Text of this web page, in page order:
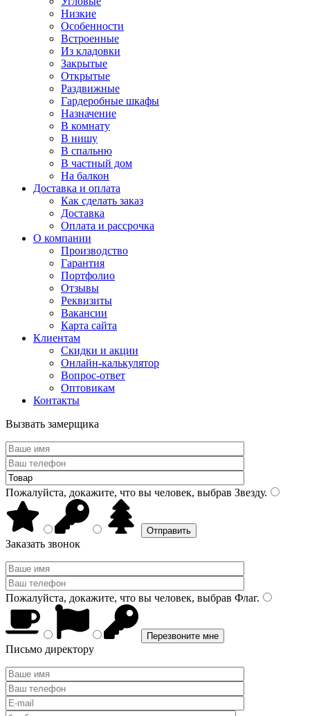
Низкие
Особенности
Встроенные
Из кладовки
Закрытые
Открытые
Раздвижные
Гардеробные шкафы
Назначение
В комнату
В нишу
В спальню
В частный дом
На балкон
Доставка и оплата
Как сделать заказ
Доставка
Оплата и рассрочка
О компании
Производство
Гарантия
Портфолио
Отзывы
Реквизиты
Вакансии
Карта сайта
Клиентам
Скидки и акции
Онлайн-калькулятор
Вопрос-ответ
Оптовикам
Контакты
Вызвать замерщика
Пожалуйста, докажите, что вы человек, выбрав Звезду.
Заказать звонок
Пожалуйста, докажите, что вы человек, выбрав Флаг.
Письмо директору